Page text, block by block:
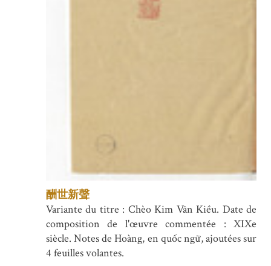
酬世新聲
Variante du titre : Chèo Kim Vân Kiều. Date de
composition de l'œuvre commentée : XIXe
siècle. Notes de Hoàng, en quốc ngữ, ajoutées sur
4 feuilles volantes.